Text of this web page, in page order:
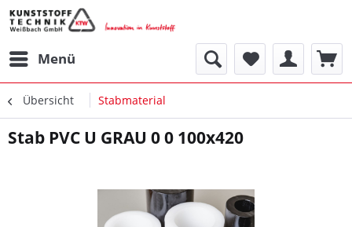
Menü
Übersicht Stabmaterial
Stab PVC U GRAU 0 0 100x420